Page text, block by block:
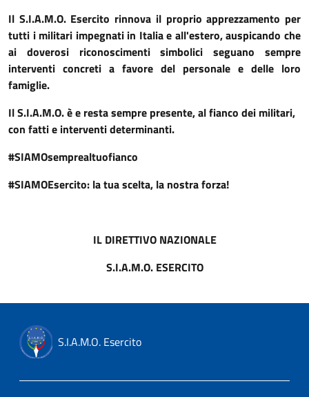
Il S.I.A.M.O. Esercito rinnova il proprio apprezzamento per
tutti i militari impegnati in Italia e all'estero, auspicando che
ai doverosi riconoscimenti simbolici seguano sempre
interventi concreti a favore del personale e delle loro
famiglie.
Il S.I.A.M.O. è e resta sempre presente, al fianco dei militari,
con fatti e interventi determinanti.
#SIAMOsemprealtuofianco
#SIAMOEsercito: la tua scelta, la nostra forza!
IL DIRETTIVO NAZIONALE
S.I.A.M.O. ESERCITO
S.I.A.M.O. Esercito